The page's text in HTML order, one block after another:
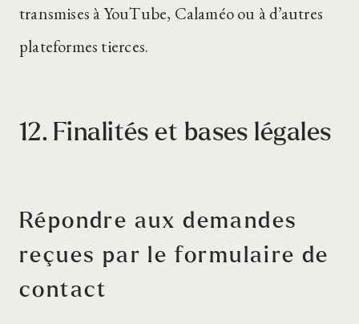
transmises à YouTube, Calaméo ou à d’autres
plateformes tierces.
12. Finalités et bases légales
Répondre aux demandes
reçues par le formulaire de
contact